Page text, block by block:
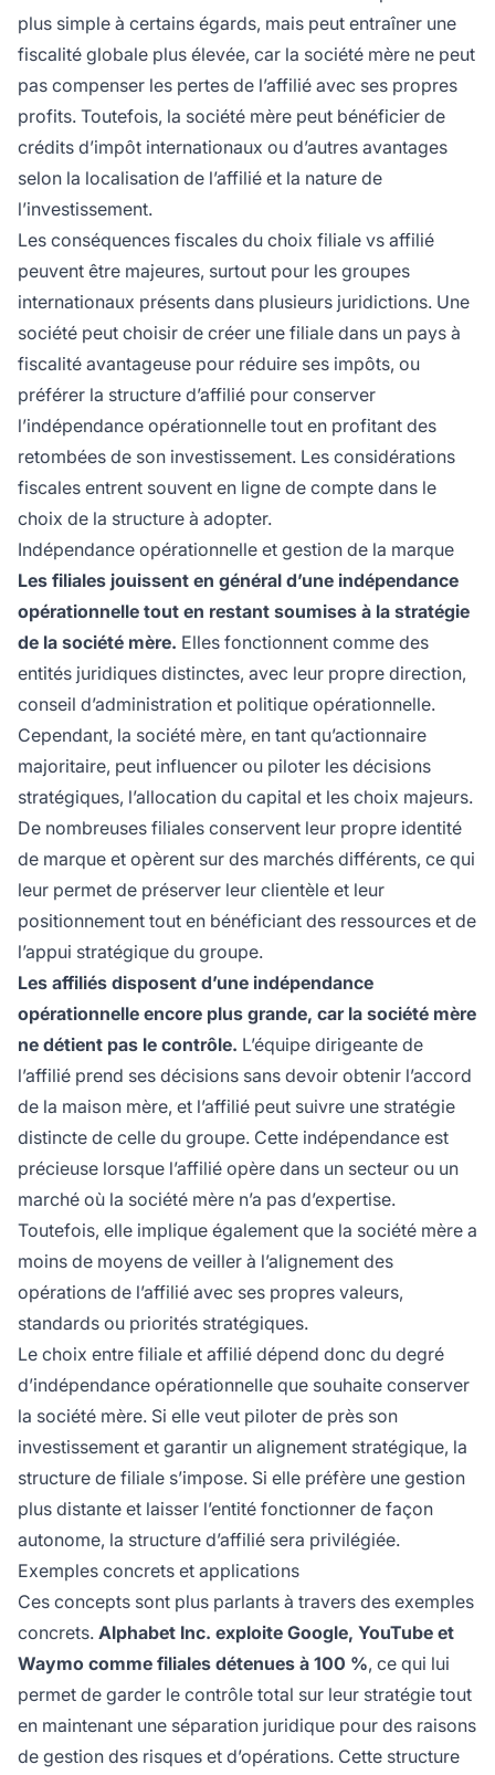
plus simple à certains égards, mais peut entraîner une
fiscalité globale plus élevée, car la société mère ne peut
pas compenser les pertes de l’affilié avec ses propres
profits. Toutefois, la société mère peut bénéficier de
crédits d’impôt internationaux ou d’autres avantages
selon la localisation de l’affilié et la nature de
l’investissement.
Les conséquences fiscales du choix filiale vs affilié
peuvent être majeures, surtout pour les groupes
internationaux présents dans plusieurs juridictions. Une
société peut choisir de créer une filiale dans un pays à
fiscalité avantageuse pour réduire ses impôts, ou
préférer la structure d’affilié pour conserver
l’indépendance opérationnelle tout en profitant des
retombées de son investissement. Les considérations
fiscales entrent souvent en ligne de compte dans le
choix de la structure à adopter.
Indépendance opérationnelle et gestion de la marque
Les filiales jouissent en général d’une indépendance
opérationnelle tout en restant soumises à la stratégie
de la société mère. Elles fonctionnent comme des
entités juridiques distinctes, avec leur propre direction,
conseil d’administration et politique opérationnelle.
Cependant, la société mère, en tant qu’actionnaire
majoritaire, peut influencer ou piloter les décisions
stratégiques, l’allocation du capital et les choix majeurs.
De nombreuses filiales conservent leur propre identité
de marque et opèrent sur des marchés différents, ce qui
leur permet de préserver leur clientèle et leur
positionnement tout en bénéficiant des ressources et de
l’appui stratégique du groupe.
Les affiliés disposent d’une indépendance
opérationnelle encore plus grande, car la société mère
ne détient pas le contrôle. L’équipe dirigeante de
l’affilié prend ses décisions sans devoir obtenir l’accord
de la maison mère, et l’affilié peut suivre une stratégie
distincte de celle du groupe. Cette indépendance est
précieuse lorsque l’affilié opère dans un secteur ou un
marché où la société mère n’a pas d’expertise.
Toutefois, elle implique également que la société mère a
moins de moyens de veiller à l’alignement des
opérations de l’affilié avec ses propres valeurs,
standards ou priorités stratégiques.
Le choix entre filiale et affilié dépend donc du degré
d’indépendance opérationnelle que souhaite conserver
la société mère. Si elle veut piloter de près son
investissement et garantir un alignement stratégique, la
structure de filiale s’impose. Si elle préfère une gestion
plus distante et laisser l’entité fonctionner de façon
autonome, la structure d’affilié sera privilégiée.
Exemples concrets et applications
Ces concepts sont plus parlants à travers des exemples
concrets. Alphabet Inc. exploite Google, YouTube et
Waymo comme filiales détenues à 100 %, ce qui lui
permet de garder le contrôle total sur leur stratégie tout
en maintenant une séparation juridique pour des raisons
de gestion des risques et d’opérations. Cette structure